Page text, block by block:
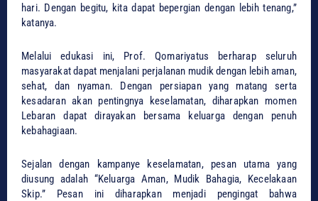
hari. Dengan begitu, kita dapat bepergian dengan lebih tenang,”
katanya.
Melalui edukasi ini, Prof. Qomariyatus berharap seluruh
masyarakat dapat menjalani perjalanan mudik dengan lebih aman,
sehat, dan nyaman. Dengan persiapan yang matang serta
kesadaran akan pentingnya keselamatan, diharapkan momen
Lebaran dapat dirayakan bersama keluarga dengan penuh
kebahagiaan.
Sejalan dengan kampanye keselamatan, pesan utama yang
diusung adalah “Keluarga Aman, Mudik Bahagia, Kecelakaan
Skip.” Pesan ini diharapkan menjadi pengingat bahwa